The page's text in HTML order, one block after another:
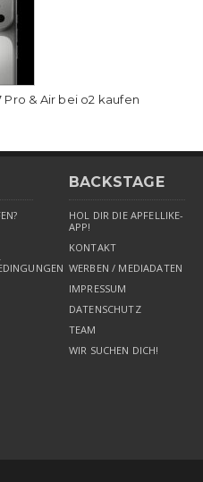
Pro & Air bei o2 kaufen
BACKSTAGE
HOL DIR DIE APFELLIKE-
APP!
KONTAKT
WERBEN / MEDIADATEN
IMPRESSUM
DATENSCHUTZ
TEAM
WIR SUCHEN DICH!